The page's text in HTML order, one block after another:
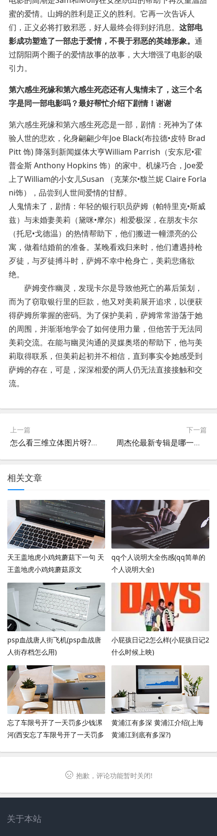
蜜的爱情。山姆的胜利是正义的胜利。它再一次告诉人
们，正义必将打败邪恶，好人最终会得到好消息。 这部电
影成功塑造了一部忠于爱情，不畏于邪恶的英雄形象。 通
过阴阳两个圈子的爱情故事的故事，大大增强了电影的吸
引力。
第六感生死缘和第六感生死恋还有人鬼情未了，这三个名
字是同一部电影吗？最好帮忙介绍下剧情！谢谢
第六感生死缘和第六感生死恋是一部，剧情：死神为了体
验人世的悲欢，化身翩翩少年Joe Black(布拉德•皮特 Brad
Pitt 饰) 降落到新闻媒体大亨William Parrish（安东尼•霍
普金斯 Anthony Hopkins 饰）的家中。机缘巧合，Joe爱
上了William的小女儿Susan （克莱尔•馥兰妮 Claire Forla
ni饰），品尝到人世间爱情的甘醇。
人鬼情未了，剧情：年轻的银行职员萨姆（帕特里克•斯威
兹）与未婚妻美莉（黛咪•摩尔）相爱极深，在朋友卡尔
（托尼•戈德温）的热情帮助下，他们搬进一幢漂亮的公
寓，做着结婚前的准备。某晚看戏归来时，他们遭遇持枪
歹徒，与歹徒搏斗时，萨姆不幸中枪身亡，美莉悲痛欲
绝。
萨姆变作幽灵，发现卡尔是导致他死亡的幕后策划，
而为了窃取银行里的巨款，他又对美莉展开追求，以便获
得萨姆所掌握的密码。为了保护美莉，萨姆常常游荡于她
的周围，并渐渐地学会了如何使用力量，但他苦于无法同
美莉交流。在能与幽灵沟通的灵媒奥塔的帮助下，他与美
莉取得联系，但美莉起初并不相信，直到事实令她感受到
萨姆的存在，可是，深深相爱的两人仍无法直接接触和交
流。
上一篇
怎么看三维立体图片呀?三维立体图片怎么看啊
下一篇
周杰伦最新专辑是哪一张?周杰伦最新专辑什么时候上市?
相关文章
天王盖地虎小鸡炖蘑菇下一句 天
王盖地虎小鸡炖蘑菇原文
qq个人说明大全伤感(qq简单的
个人说明大全)
psp血战唐人街飞机(psp血战唐
人街存档怎么用)
小屁孩日记2怎么样(小屁孩日记2
什么时候上映)
忘了车限号开了一天罚多少钱漯
河(西安忘了车限号开了一天罚多
黄浦江有多深 黄浦江介绍(上海
黄浦江到底有多深?)
抱歉，评论功能暂时关闭!
关于本站